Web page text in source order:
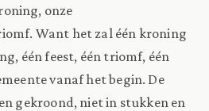
onze
Want het zal één kroning
één feest, één triomf, één
vanaf het begin. De
gekroond, niet in stukken en